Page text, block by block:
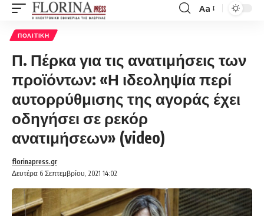
Font
Aa
ΠΟΛΙΤΙΚΉ
Π. Πέρκα για τις ανατιμήσεις των
προϊόντων: «Η ιδεοληψία περί
αυτορρύθμισης της αγοράς έχει
οδηγήσει σε ρεκόρ
ανατιμήσεων» (video)
Δευτέρα 6 Σεπτεμβρίου, 2021 14:02
florinapress.gr